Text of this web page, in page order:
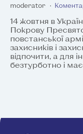
moderator
14 жовтня в
Покрову
повстанської
захисників і
відпочити, а для
безтурботно і